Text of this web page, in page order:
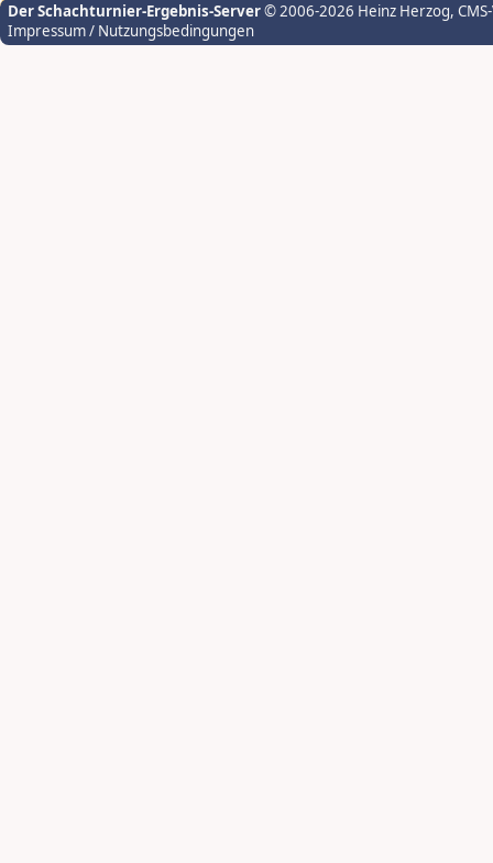
Der Schachturnier-Ergebnis-Server© 2006-2026 Heinz Herzog,
Impressum / Nutzungsbedingungen